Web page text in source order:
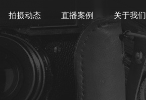
拍摄动态 直播案例 关于我们